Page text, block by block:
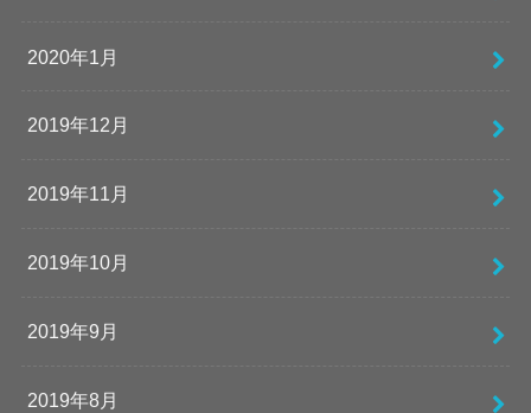
2020年1月
2019年12月
2019年11月
2019年10月
2019年9月
2019年8月